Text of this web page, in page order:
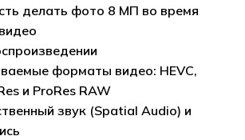
делать фото 8 МП во время
форматы видео: HEVC,
и ProRes RAW
звук (Spatial Audio) и